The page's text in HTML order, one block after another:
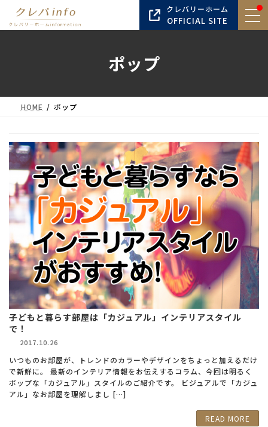
テ
キ
ゲ
に
クレバリーホーム
OFFICIAL SITE
ポップ
HOME ポップ
子どもと暮らす部屋は「カジュアル」インテリアスタイル
で！
2017.10.26
いつものお部屋が、トレンドのカラーやデザインをちょっと加えるだけ
で新鮮に。 最新のインテリア情報をお伝えするコラム、今回は明るく
ポップな「カジュアル」スタイルのご紹介です。 ビジュアルで「カジュ
アル」なお部屋を理解しまし […]
READ MORE